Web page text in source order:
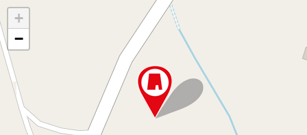
+
−